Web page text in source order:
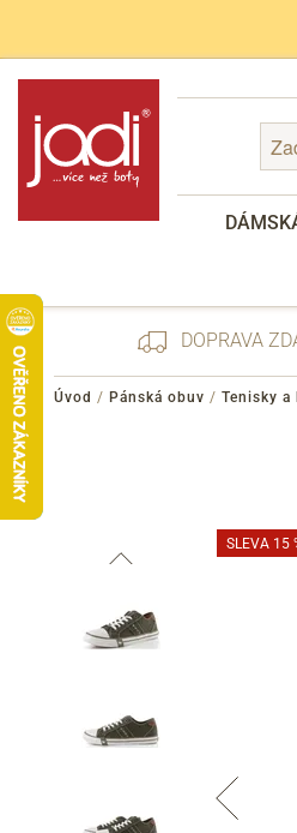
Informace o
DOPRAVA
Úvod / Pánská obuv / Tenisky a
SLEVA 15